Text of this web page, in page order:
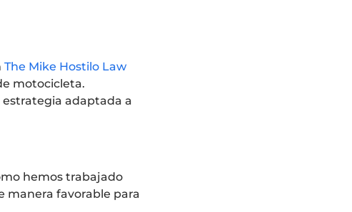
The Mike Hostilo Law
motocicleta.
estrategia adaptada a
hemos trabajado
manera favorable para